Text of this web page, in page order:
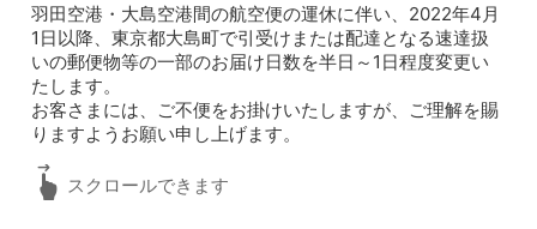
羽田空港・大島空港間の航空便の運休に伴い、2022年4月
1日以降、東京都大島町で引受けまたは配達となる速達扱
いの郵便物等の一部のお届け日数を半日～1日程度変更い
たします。
お客さまには、ご不便をお掛けいたしますが、ご理解を賜
りますようお願い申し上げます。